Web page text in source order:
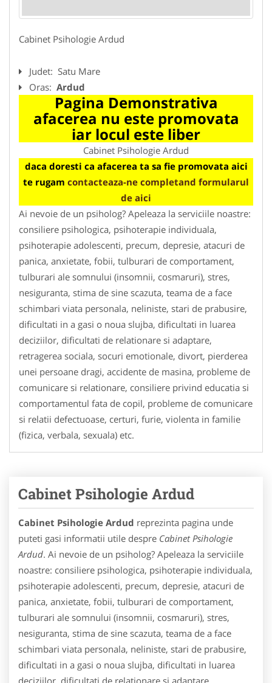
Cabinet Psihologie Ardud
Judet: Satu Mare
Oras: Ardud
Pagina Demonstrativa
afacerea nu este promovata
iar locul este liber
Cabinet Psihologie Ardud
daca doresti ca afacerea ta sa fie promovata aici
te rugam contacteaza-ne completand formularul
de aici
Ai nevoie de un psiholog? Apeleaza la serviciile noastre:
consiliere psihologica, psihoterapie individuala,
psihoterapie adolescenti, precum, depresie, atacuri de
panica, anxietate, fobii, tulburari de comportament,
tulburari ale somnului (insomnii, cosmaruri), stres,
nesiguranta, stima de sine scazuta, teama de a face
schimbari viata personala, neliniste, stari de prabusire,
dificultati in a gasi o noua slujba, dificultati in luarea
deciziilor, dificultati de relationare si adaptare,
retragerea sociala, socuri emotionale, divort, pierderea
unei persoane dragi, accidente de masina, probleme de
comunicare si relationare, consiliere privind educatia si
comportamentul fata de copil, probleme de comunicare
si relatii defectuoase, certuri, furie, violenta in familie
(fizica, verbala, sexuala) etc.
Cabinet Psihologie Ardud
Cabinet Psihologie Ardud reprezinta pagina unde
puteti gasi informatii utile despre Cabinet Psihologie
Ardud. Ai nevoie de un psiholog? Apeleaza la serviciile
noastre: consiliere psihologica, psihoterapie individuala,
psihoterapie adolescenti, precum, depresie, atacuri de
panica, anxietate, fobii, tulburari de comportament,
tulburari ale somnului (insomnii, cosmaruri), stres,
nesiguranta, stima de sine scazuta, teama de a face
schimbari viata personala, neliniste, stari de prabusire,
dificultati in a gasi o noua slujba, dificultati in luarea
deciziilor, dificultati de relationare si adaptare,